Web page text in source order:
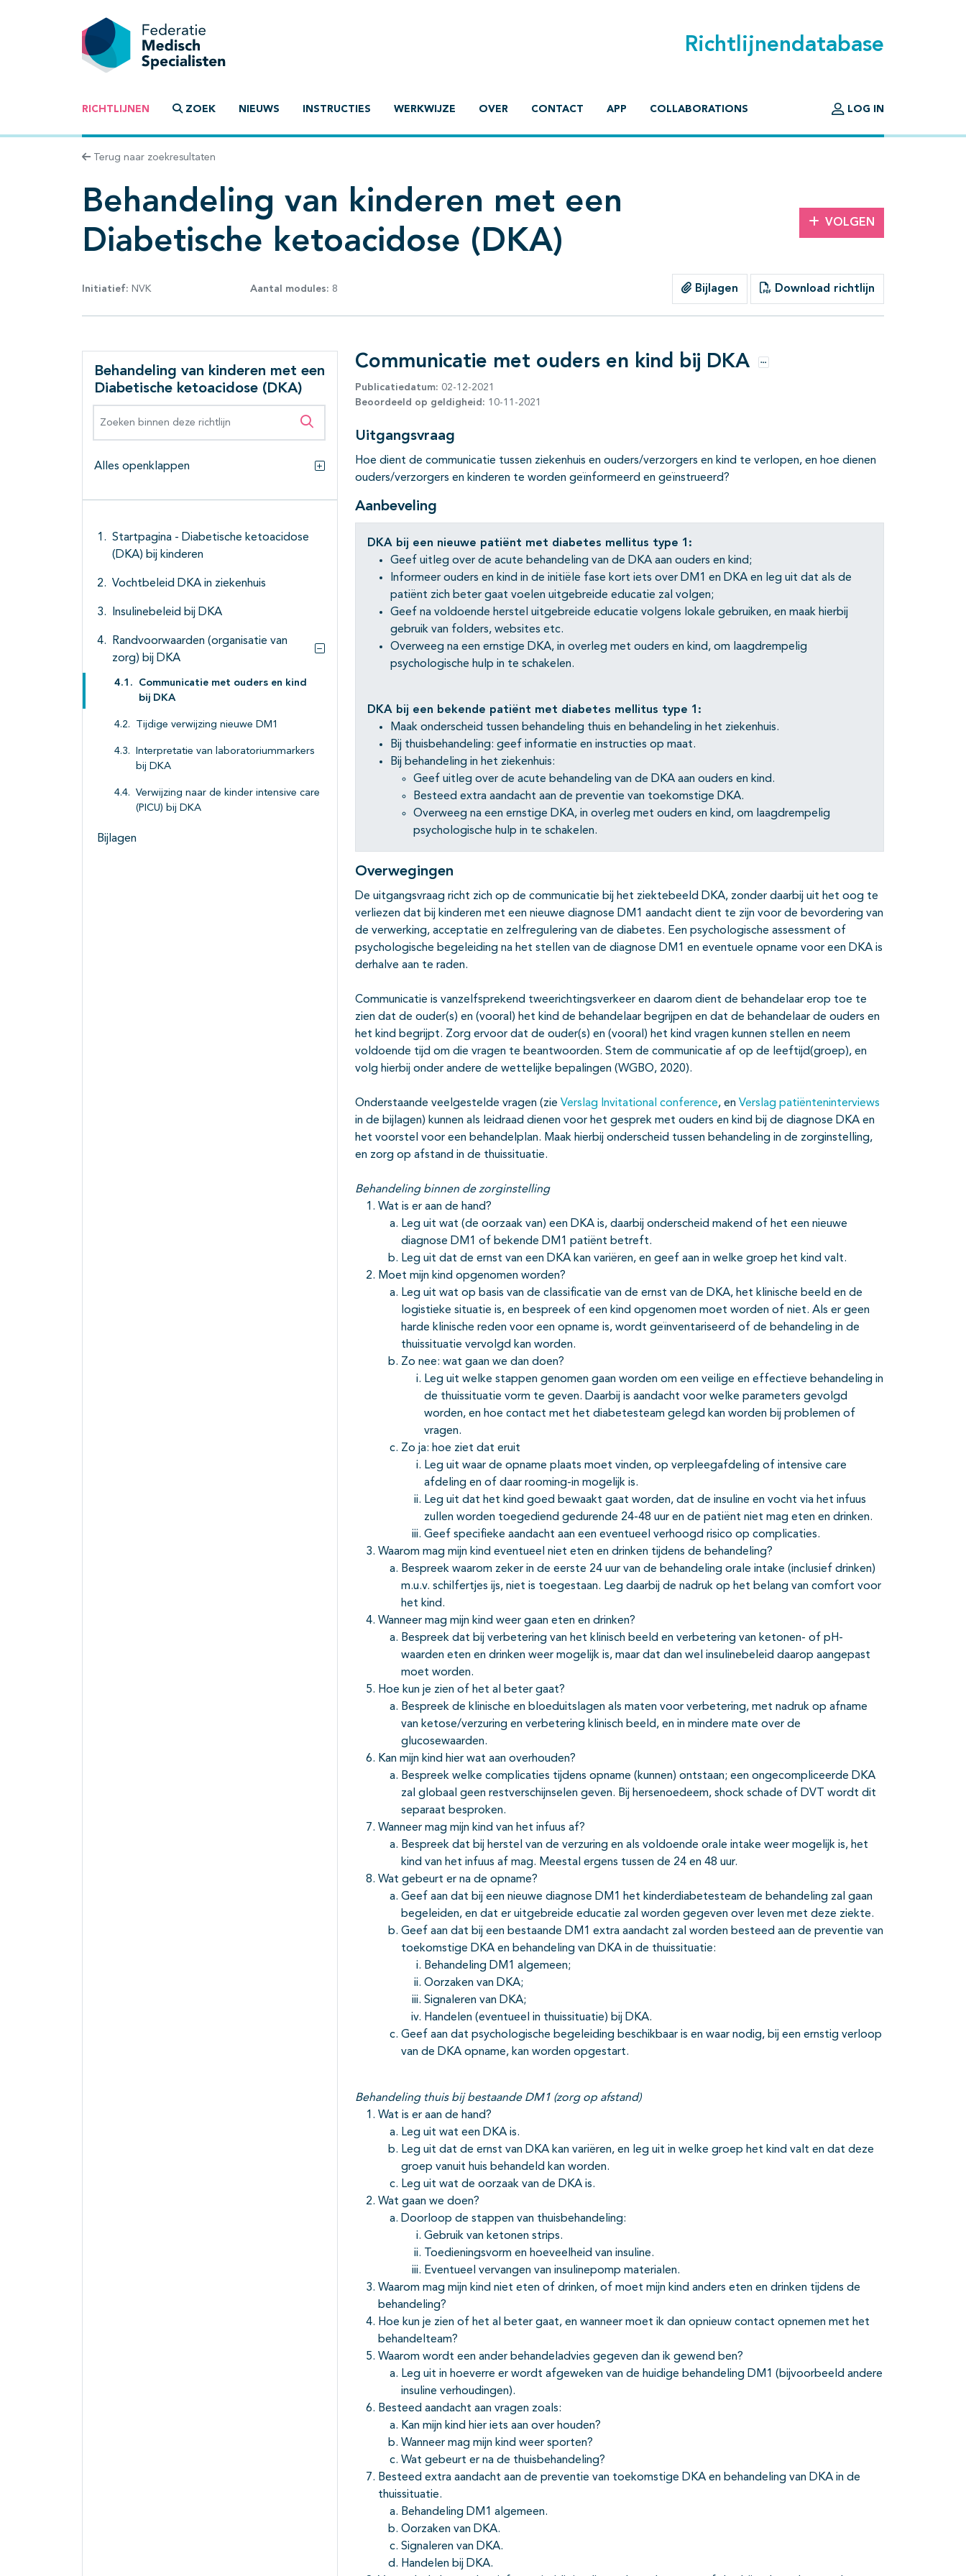
Richtlijnendatabase
RICHTLIJNEN ZOEK NIEUWS INSTRUCTIES WERKWIJZE OVER CONTACT APP COLLABORATIONS LOG IN
Terug naar zoekresultaten
Behandeling van kinderen met een
Diabetische ketoacidose (DKA)
VOLGEN
Initiatief: NVK Aantal modules: 8 Bijlagen Download richtlijn
Behandeling van kinderen met een
Diabetische ketoacidose (DKA)
Zoeken binnen deze richtlijn
Alles openklappen
Alles openklappen
Startpagina - Diabetische ketoacidose
(DKA) bij kinderen
Vochtbeleid DKA in ziekenhuis
Insulinebeleid bij DKA
Randvoorwaarden (organisatie van
zorg) bij DKA
Subpagina's open- en dichtklappen
Communicatie met ouders en kind
bij DKA
Tijdige verwijzing nieuwe DM1
Interpretatie van laboratoriummarkers
bij DKA
Verwijzing naar de kinder intensive care
(PICU) bij DKA
Bijlagen
Communicatie met ouders en kind bij DKA Opties
Publicatiedatum: 02-12-2021
Beoordeeld op geldigheid: 10-11-2021
Uitgangsvraag
Hoe dient de communicatie tussen ziekenhuis en ouders/verzorgers en kind te verlopen, en hoe dienen
ouders/verzorgers en kinderen te worden geïnformeerd en geïnstrueerd?
Aanbeveling
DKA bij een nieuwe patiënt met diabetes mellitus type 1:
Geef uitleg over de acute behandeling van de DKA aan ouders en kind;
Informeer ouders en kind in de initiële fase kort iets over DM1 en DKA en leg uit dat als de
patiënt zich beter gaat voelen uitgebreide educatie zal volgen;
Geef na voldoende herstel uitgebreide educatie volgens lokale gebruiken, en maak hierbij
gebruik van folders, websites etc.
Overweeg na een ernstige DKA, in overleg met ouders en kind, om laagdrempelig
psychologische hulp in te schakelen.
DKA bij een bekende patiënt met diabetes mellitus type 1:
Maak onderscheid tussen behandeling thuis en behandeling in het ziekenhuis.
Bij thuisbehandeling: geef informatie en instructies op maat.
Bij behandeling in het ziekenhuis:
Geef uitleg over de acute behandeling van de DKA aan ouders en kind.
Besteed extra aandacht aan de preventie van toekomstige DKA.
Overweeg na een ernstige DKA, in overleg met ouders en kind, om laagdrempelig
psychologische hulp in te schakelen.
Overwegingen
De uitgangsvraag richt zich op de communicatie bij het ziektebeeld DKA, zonder daarbij uit het oog te
verliezen dat bij kinderen met een nieuwe diagnose DM1 aandacht dient te zijn voor de bevordering van
de verwerking, acceptatie en zelfregulering van de diabetes. Een psychologische assessment of
psychologische begeleiding na het stellen van de diagnose DM1 en eventuele opname voor een DKA is
derhalve aan te raden.
Communicatie is vanzelfsprekend tweerichtingsverkeer en daarom dient de behandelaar erop toe te
zien dat de ouder(s) en (vooral) het kind de behandelaar begrijpen en dat de behandelaar de ouders en
het kind begrijpt. Zorg ervoor dat de ouder(s) en (vooral) het kind vragen kunnen stellen en neem
voldoende tijd om die vragen te beantwoorden. Stem de communicatie af op de leeftijd(groep), en
volg hierbij onder andere de wettelijke bepalingen (WGBO, 2020).
Onderstaande veelgestelde vragen (zie Verslag Invitational conference, en Verslag patiënteninterviews
in de bijlagen) kunnen als leidraad dienen voor het gesprek met ouders en kind bij de diagnose DKA en
het voorstel voor een behandelplan. Maak hierbij onderscheid tussen behandeling in de zorginstelling,
en zorg op afstand in de thuissituatie.
Behandeling binnen de zorginstelling
Wat is er aan de hand?
Leg uit wat (de oorzaak van) een DKA is, daarbij onderscheid makend of het een nieuwe
diagnose DM1 of bekende DM1 patiënt betreft.
Leg uit dat de ernst van een DKA kan variëren, en geef aan in welke groep het kind valt.
Moet mijn kind opgenomen worden?
Leg uit wat op basis van de classificatie van de ernst van de DKA, het klinische beeld en de
logistieke situatie is, en bespreek of een kind opgenomen moet worden of niet. Als er geen
harde klinische reden voor een opname is, wordt geïnventariseerd of de behandeling in de
thuissituatie vervolgd kan worden.
Zo nee: wat gaan we dan doen?
Leg uit welke stappen genomen gaan worden om een veilige en effectieve behandeling in
de thuissituatie vorm te geven. Daarbij is aandacht voor welke parameters gevolgd
worden, en hoe contact met het diabetesteam gelegd kan worden bij problemen of
vragen.
Zo ja: hoe ziet dat eruit
Leg uit waar de opname plaats moet vinden, op verpleegafdeling of intensive care
afdeling en of daar rooming-in mogelijk is.
Leg uit dat het kind goed bewaakt gaat worden, dat de insuline en vocht via het infuus
zullen worden toegediend gedurende 24-48 uur en de patiënt niet mag eten en drinken.
Geef specifieke aandacht aan een eventueel verhoogd risico op complicaties.
Waarom mag mijn kind eventueel niet eten en drinken tijdens de behandeling?
Bespreek waarom zeker in de eerste 24 uur van de behandeling orale intake (inclusief drinken)
m.u.v. schilfertjes ijs, niet is toegestaan. Leg daarbij de nadruk op het belang van comfort voor
het kind.
Wanneer mag mijn kind weer gaan eten en drinken?
Bespreek dat bij verbetering van het klinisch beeld en verbetering van ketonen- of pH-
waarden eten en drinken weer mogelijk is, maar dat dan wel insulinebeleid daarop aangepast
moet worden.
Hoe kun je zien of het al beter gaat?
Bespreek de klinische en bloeduitslagen als maten voor verbetering, met nadruk op afname
van ketose/verzuring en verbetering klinisch beeld, en in mindere mate over de
glucosewaarden.
Kan mijn kind hier wat aan overhouden?
Bespreek welke complicaties tijdens opname (kunnen) ontstaan; een ongecompliceerde DKA
zal globaal geen restverschijnselen geven. Bij hersenoedeem, shock schade of DVT wordt dit
separaat besproken.
Wanneer mag mijn kind van het infuus af?
Bespreek dat bij herstel van de verzuring en als voldoende orale intake weer mogelijk is, het
kind van het infuus af mag. Meestal ergens tussen de 24 en 48 uur.
Wat gebeurt er na de opname?
Geef aan dat bij een nieuwe diagnose DM1 het kinderdiabetesteam de behandeling zal gaan
begeleiden, en dat er uitgebreide educatie zal worden gegeven over leven met deze ziekte.
Geef aan dat bij een bestaande DM1 extra aandacht zal worden besteed aan de preventie van
toekomstige DKA en behandeling van DKA in de thuissituatie:
Behandeling DM1 algemeen;
Oorzaken van DKA;
Signaleren van DKA;
Handelen (eventueel in thuissituatie) bij DKA.
Geef aan dat psychologische begeleiding beschikbaar is en waar nodig, bij een ernstig verloop
van de DKA opname, kan worden opgestart.
Behandeling thuis bij bestaande DM1 (zorg op afstand)
Wat is er aan de hand?
Leg uit wat een DKA is.
Leg uit dat de ernst van DKA kan variëren, en leg uit in welke groep het kind valt en dat deze
groep vanuit huis behandeld kan worden.
Leg uit wat de oorzaak van de DKA is.
Wat gaan we doen?
Doorloop de stappen van thuisbehandeling:
Gebruik van ketonen strips.
Toedieningsvorm en hoeveelheid van insuline.
Eventueel vervangen van insulinepomp materialen.
Waarom mag mijn kind niet eten of drinken, of moet mijn kind anders eten en drinken tijdens de
behandeling?
Hoe kun je zien of het al beter gaat, en wanneer moet ik dan opnieuw contact opnemen met het
behandelteam?
Waarom wordt een ander behandeladvies gegeven dan ik gewend ben?
Leg uit in hoeverre er wordt afgeweken van de huidige behandeling DM1 (bijvoorbeeld andere
insuline verhoudingen).
Besteed aandacht aan vragen zoals:
Kan mijn kind hier iets aan over houden?
Wanneer mag mijn kind weer sporten?
Wat gebeurt er na de thuisbehandeling?
Besteed extra aandacht aan de preventie van toekomstige DKA en behandeling van DKA in de
thuissituatie.
Behandeling DM1 algemeen.
Oorzaken van DKA.
Signaleren van DKA.
Handelen bij DKA.